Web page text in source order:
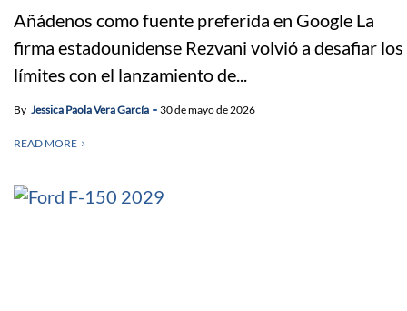
Añádenos como fuente preferida en Google La
firma estadounidense Rezvani volvió a desafiar los
límites con el lanzamiento de...
By Jessica Paola Vera García 30 de mayo de 2026
READ MORE